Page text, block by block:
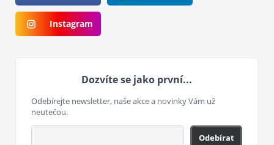
Instagram
Dozvíte se jako první...
Odebírejte newsletter, naše akce a novinky Vám už
neutečou.
Odebírat